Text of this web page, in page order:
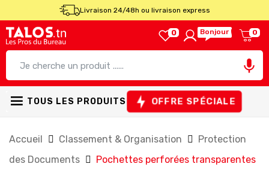
Livraison 24/48h ou livraison express
0 Bonjour ! 0

TOUS LES PRODUITS OFFRE SPÉCIALE
Accueil Classement & Organisation
Protection
des Documents
Pochettes perforées transparentes